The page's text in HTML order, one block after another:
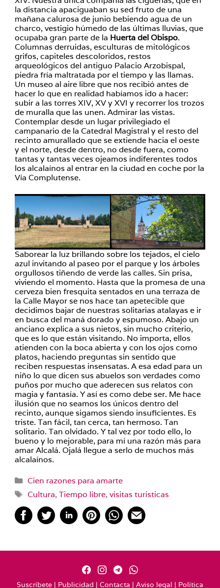
la distancia apaciguaban su sed fruto de una
mañana calurosa de junio bebiendo agua de un
charco, vestigio húmedo de las últimas lluvias, que
ocupaba gran parte de la Huerta del Obispo.
Columnas derruidas, esculturas de mitológicos
grifos, capiteles descoloridos, restos
arqueológicos del antiguo Palacio Arzobispal,
piedra fría maltratada por el tiempo y las llamas.
Un museo al aire libre que nos recibió antes de
hacer lo que en realidad habíamos ido a hacer:
subir a las torres XIV, XV y XVI y recorrer los trozos
de muralla que las unen. Admirar las vistas.
Contemplar desde un lugar privilegiado el
campanario de la Catedral Magistral y el resto del
recinto amurallado que se extiende hacia el oeste
y el norte, desde dentro, no desde fuera, como
tantas y tantas veces ojeamos indiferentes todos
los alcalaínos al entrar en la ciudad en coche por la
Vía Complutense.
Saborear la luz brillando sobre los tejados, el cielo
azul invitando al paseo por el parque y los árboles
orgullosos tiñendo de verde las calles. Sin prisa,
viviendo el momento. Hasta que la promesa de una
cerveza bien fresquita sentados en una terraza de
la Calle Mayor se nos hace tan apetecible que
decidimos bajar de nuestras solitarias atalayas e ir
en busca del maná dorado y espumoso. Abajo un
anciano explica a sus nietos, sin mucho criterio,
que es lo que están visitando. No importa, ellos
atienden con la boca abierta y con los ojos como
platos, haciendo preguntas sin sentido que
reciben respuestas insensatas. A esa edad para un
niño lo que dicen sus abuelos son verdades como
puños por mucho que aderecen sus relatos con
magia y fantasía. Y así es como debe ser. Me hace
ilusión que no seamos los únicos dentro del
recinto, aunque sigamos siendo insuficientes. Es
triste. Tan fácil, tan cerca, tan hermoso. Tan
solitario. Tan olvidado. Y tal vez por todo ello, lo
bueno y lo mejorable, para mí una razón más para
amar Alcalá. Ojalá llegue a serlo de muchos más
alcalaínos.
Categorías
Cien razones para amarte
Etiquetas
Cultura, Tiempo libre, visitas turisticas
Suscríbete | Publicidad | Contacta | Aviso legal | Política